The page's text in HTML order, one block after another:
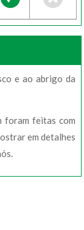
e ao abrigo da
feitas com
em detalhes